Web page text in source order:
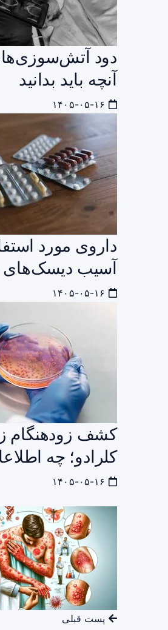
دود
آنچه باید بدانید
داروی مورد
آسیب دیسک‌های
کلرادو؛ چه
پست قبلی